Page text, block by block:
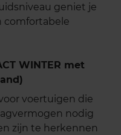
geniet je
comfortabele
WINTER met
voertuigen die
nodig
zijn te herkennen